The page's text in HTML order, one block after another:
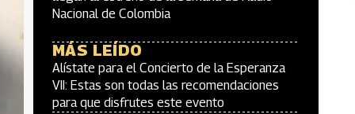
Nacional de Colombia
MÁS LEÍDO
Alístate para el Concierto de la Esperanza
VII: Estas son todas las recomendaciones
para que disfrutes este evento